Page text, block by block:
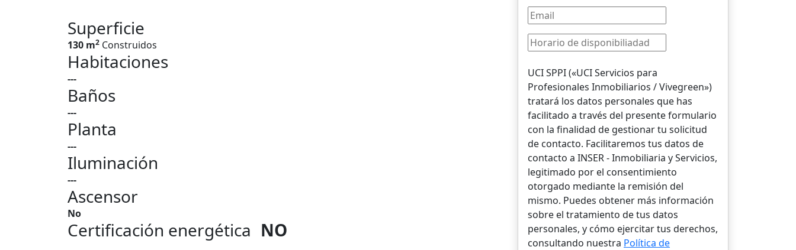
Superficie
130 m2 Construidos
Habitaciones
---
Baños
---
Planta
---
Iluminación
---
Ascensor
No
Certificación energética NO
UCI SPPI («UCI Servicios para
Profesionales Inmobiliarios / Vivegreen»)
tratará los datos personales que has
facilitado a través del presente formulario
con la finalidad de gestionar tu solicitud
de contacto. Facilitaremos tus datos de
contacto a INSER - Inmobiliaria y Servicios,
legitimado por el consentimiento
otorgado mediante la remisión del
mismo. Puedes obtener más información
sobre el tratamiento de tus datos
personales, y cómo ejercitar tus derechos,
consultando nuestra Política de